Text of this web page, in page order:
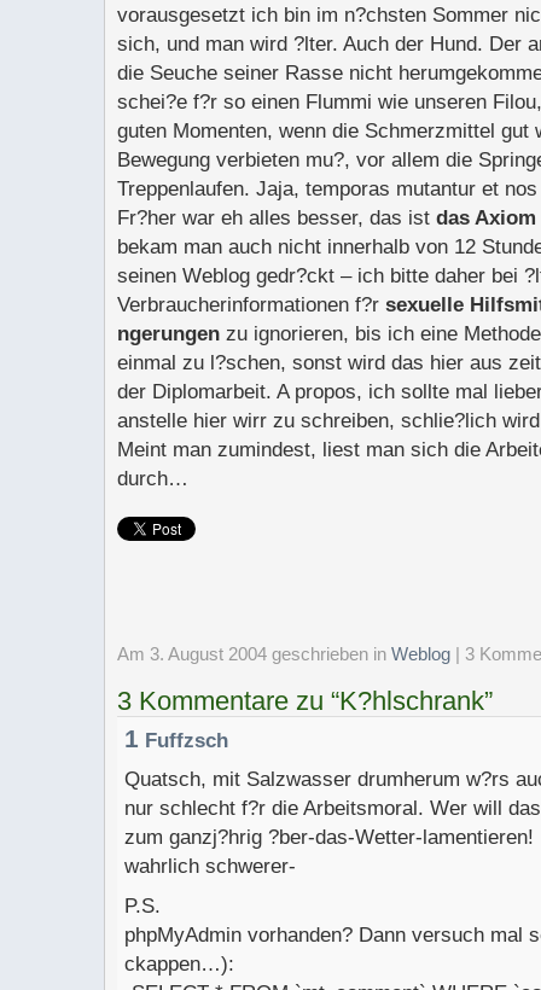
vorausgesetzt ich bin im n?chsten Sommer
sich, und man wird ?lter. Auch der Hund. Der
die Seuche seiner Rasse nicht
schei?e f?r so einen Flummi wie unseren
guten Momenten, wenn die Schmerzmittel gut
Bewegung verbieten mu?, vor allem die
Treppenlaufen. Jaja, temporas mutantur et
Fr?her war eh alles besser, das ist das
bekam man auch nicht innerhalb von 12
seinen Weblog gedr?ckt – ich bitte daher bei
Verbraucherinformationen f?r sexuelle
ngerungen zu ignorieren, bis ich eine
einmal zu l?schen, sonst wird das hier aus
der Diplomarbeit. A propos, ich sollte mal
anstelle hier wirr zu schreiben, schlie?lich
Meint man zumindest, liest man sich die
durch…
Am 3. August 2004 geschrieben in Weblog | 3
3 Kommentare zu “K?hlschrank”
1 Fuffzsch
Quatsch, mit Salzwasser drumherum w?rs
nur schlecht f?r die Arbeitsmoral. Wer will
zum ganzj?hrig ?ber-das-Wetter-
wahrlich schwerer-
P.S.
phpMyAdmin vorhanden? Dann versuch mal
ckappen…):